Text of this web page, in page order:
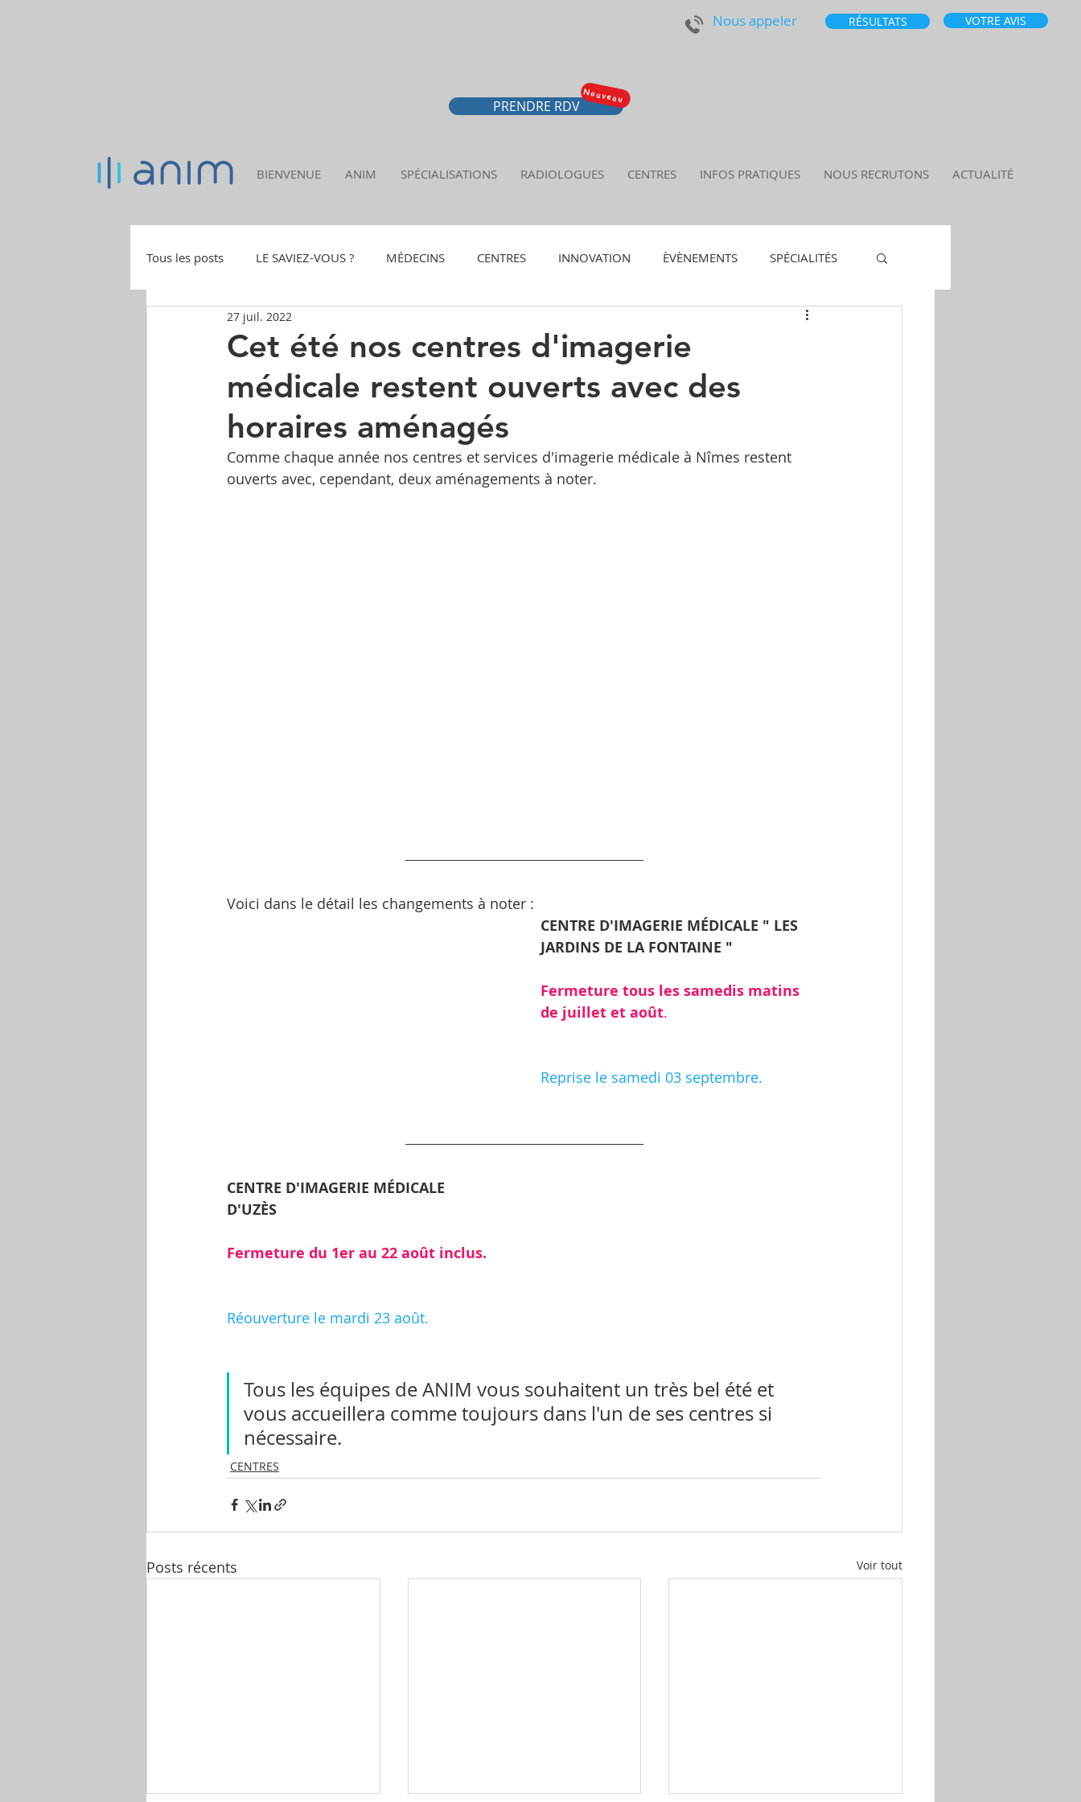
Nous appeler RÉSULTATS VOTRE AVIS
PRENDRE RDV
Nouveau
BIENVENUE ANIM SPÉCIALISATIONS RADIOLOGUES CENTRES INFOS PRATIQUES NOUS RECRUTONS ACTUALITÉ
Tous les posts LE SAVIEZ-VOUS ? MÉDECINS CENTRES INNOVATION ÈVÈNEMENTS SPÉCIALITÉS
OFFRES D'EMPLOI
Cet été nos centres d'imagerie
médicale restent ouverts avec des
horaires aménagés
27 juil. 2022
Comme chaque année nos centres et services d'imagerie médicale à Nîmes restent
ouverts avec, cependant, deux aménagements à noter.
Voici dans le détail les changements à noter :
CENTRE D'IMAGERIE MÉDICALE " LES
JARDINS DE LA FONTAINE "
Fermeture tous les samedis matins
de juillet et août​.
Reprise le samedi 03 septembre.
CENTRE D'IMAGERIE MÉDICALE
D'UZÈS
Fermeture du 1er au 22 août inclus.
Réouverture le mardi 23 août.
Tous les équipes de ANIM vous souhaitent un très bel été et
vous accueillera comme toujours dans l'un de ses centres si
nécessaire.
CENTRES
Posts récents Voir tout